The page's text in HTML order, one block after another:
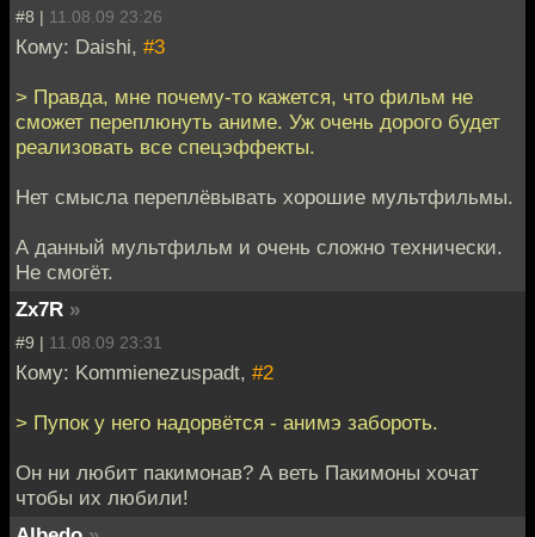
#8 | 11.08.09 23:26
Кому: Daishi, #3
> Правда, мне почему-то кажется, что фильм не
сможет переплюнуть аниме. Уж очень дорого будет
реализовать все спецэффекты.
Нет смысла переплёвывать хорошие мультфильмы.
А данный мультфильм и очень сложно технически.
Не смогёт.
Zx7R »
#9 | 11.08.09 23:31
Кому: Kommienezuspadt, #2
> Пупок у него надорвётся - анимэ забороть.
Он ни любит пакимонав? А веть Пакимоны хочат
чтобы их любили!